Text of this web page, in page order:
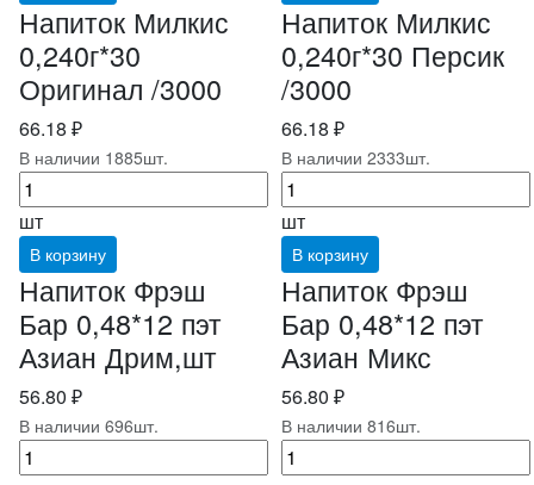
Напиток Милкис
0,240г*30
Оригинал /3000
66.18 ₽
В наличии 1885шт.
шт
В корзину
Напиток Милкис
0,240г*30 Персик
/3000
66.18 ₽
В наличии 2333шт.
шт
В корзину
Напиток Фрэш
Бар 0,48*12 пэт
Азиан Дрим,шт
56.80 ₽
В наличии 696шт.
Напиток Фрэш
Бар 0,48*12 пэт
Азиан Микс
56.80 ₽
В наличии 816шт.